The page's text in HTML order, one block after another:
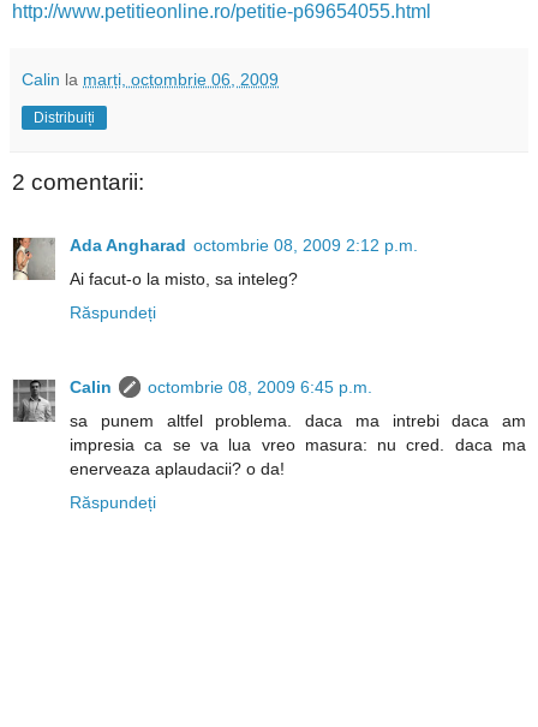
http://www.petitieonline.ro/petitie-p69654055.html
Calin la marți, octombrie 06, 2009
Distribuiți
2 comentarii:
Ada Angharad octombrie 08, 2009 2:12 p.m.
Ai facut-o la misto, sa inteleg?
Răspundeți
Calin
octombrie 08, 2009 6:45 p.m.
sa punem altfel problema. daca ma intrebi daca am
impresia ca se va lua vreo masura: nu cred. daca ma
enerveaza aplaudacii? o da!
Răspundeți